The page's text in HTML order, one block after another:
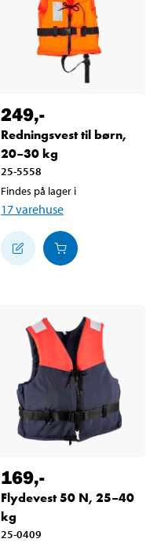
249,-
Redningsvest til børn,
20–30 kg
25-5558
Findes på lager i
17varehuse
169,-
Flydevest 50 N, 25–40
kg
25-0409